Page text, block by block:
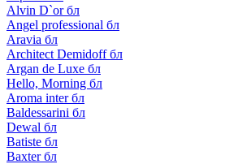
Alvin D`or бл
Angel professional бл
Aravia бл
Architect Demidoff бл
Argan de Luxe бл
Hello, Morning бл
Aroma inter бл
Baldessarini бл
Dewal бл
Batiste бл
Baxter бл